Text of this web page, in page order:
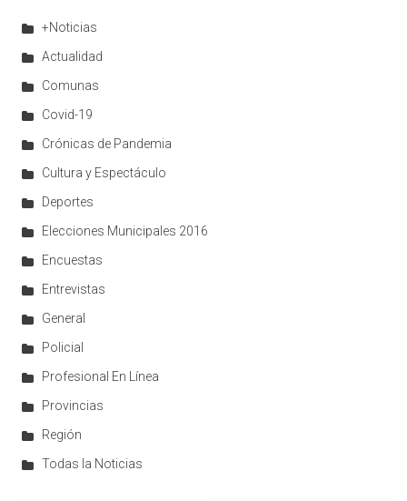
+Noticias
Actualidad
Comunas
Covid-19
Crónicas de Pandemia
Cultura y Espectáculo
Deportes
Elecciones Municipales 2016
Encuestas
Entrevistas
General
Policial
Profesional En Línea
Provincias
Región
Todas la Noticias